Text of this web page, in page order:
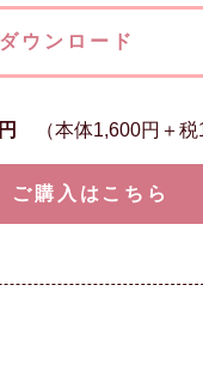
ダウンロード
円 （本体1,600円＋税
ご購入はこちら